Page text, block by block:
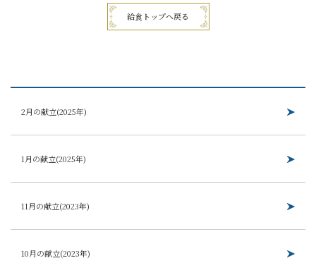
給食トップへ戻る
2月の献立(2025年)
1月の献立(2025年)
11月の献立(2023年)
10月の献立(2023年)